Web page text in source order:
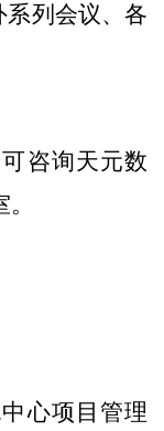
列会议、各
咨询天元数
心项目管理